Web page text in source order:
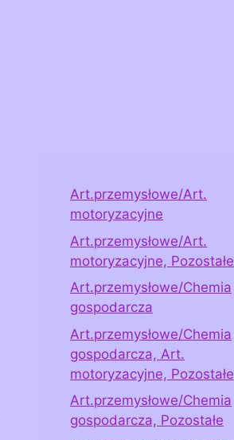
Art.przemysłowe/Art.
motoryzacyjne
Art.przemysłowe/Art.
motoryzacyjne, Pozostałe
Art.przemysłowe/Chemia
gospodarcza
Art.przemysłowe/Chemia
gospodarcza, Art.
motoryzacyjne, Pozostałe
Art.przemysłowe/Chemia
gospodarcza, Pozostałe